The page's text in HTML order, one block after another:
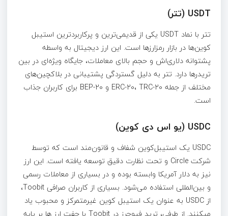
USDT (تتر)
تتر با نماد USDT یکی از قدیمی‌ترین و پرکاربردترین استیبل‌
کوین‌ها در بازار رمزارزها است. این ارز دیجیتال به واسطه
پشتوانه دلاری‌اش و حجم بالای معاملات، جایگاه ویژه‌ای در بین
تریدرها دارد. تتر به دلیل گستردگی پشتیبانی در بلاکچین‌های
مختلف از جمله ERC-20، TRC-20 و BEP-20 برای کاربران جذاب
است.
USDC (یو اس دی کوین)
USDC یک استیبل‌کوین شفاف و قانون‌مند است که توسط
شرکت Circle و تحت نظارت دقیق توسعه یافته است. این ارز
نیز به دلار آمریکا وابسته بوده و در بسیاری از معاملات رسمی
و بین‌المللی استفاده می‌شود. بسیاری از کاربران صرافی Toobit،
از USDC به عنوان یک استیبل‌ کوین غیرمتمرکز و محبوب یاد